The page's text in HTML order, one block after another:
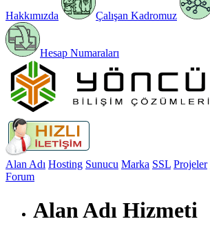
Hakkımızda Çalışan Kadromuz
Hesap Numaraları
Alan Adı Hosting Sunucu Marka SSL Projeler
Forum
Alan Adı Hizmeti